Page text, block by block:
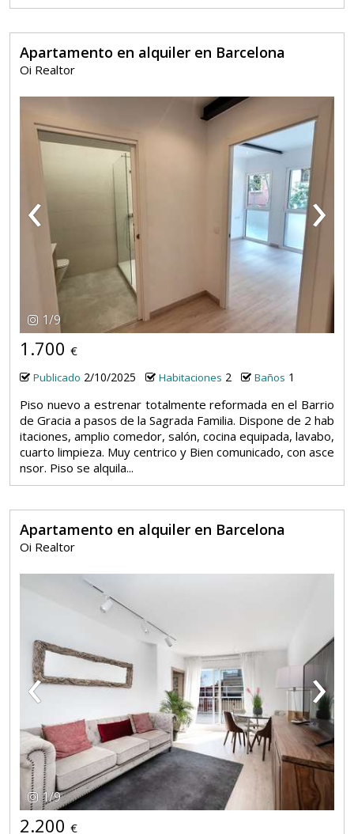
Apartamento en alquiler en Barcelona
Oi Realtor
‹ ›
1/9
1.700 €
Publicado 2/10/2025 Habitaciones 2 Baños 1
Piso nuevo a estrenar totalmente reformada en el Barrio
de Gracia a pasos de la Sagrada Familia. Dispone de 2 hab
itaciones, amplio comedor, salón, cocina equipada, lavabo,
cuarto limpieza. Muy centrico y Bien comunicado, con asce
nsor. Piso se alquila...
Apartamento en alquiler en Barcelona
Oi Realtor
‹ ›
1/9
2.200 €